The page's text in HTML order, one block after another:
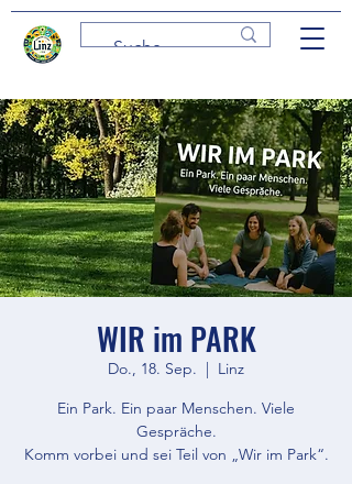
WIR im PARK
Do., 18. Sep.
  |
Linz
Ein Park. Ein paar Menschen. Viele
Gespräche.
Komm vorbei und sei Teil von „Wir im Park“.